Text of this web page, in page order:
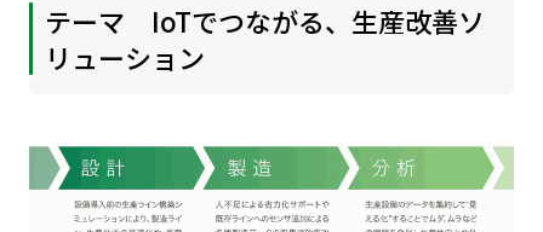
テーマ IoTでつながる、生産改善ソ
リューション